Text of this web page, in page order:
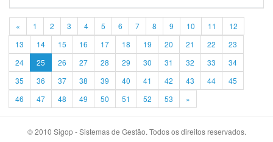
« 1 2 3 4 5 6 7 8 9 10 11
12
13
14 15 16 17 18 19 20 21 22
23
24
25 26 27 28 29 30 31 32 33
34
35
36 37 38 39 40 41 42 43 44
45
46
47 48 49 50 51 52 53 »
© 2010 Sigop - Sistemas de Gestão. Todos os direitos reservados.